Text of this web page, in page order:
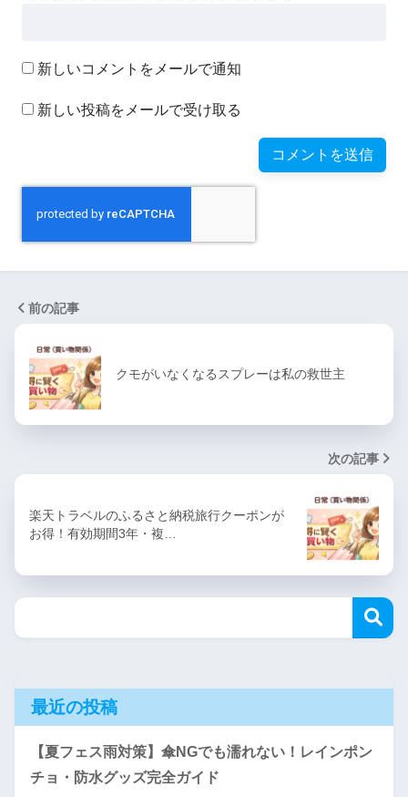
新しいコメントをメールで通知
新しい投稿をメールで受け取る
前の記事
クモがいなくなるスプレーは私の救世主
次の記事
楽天トラベルのふるさと納税旅行クーポンが
お得！有効期間3年・複…
最近の投稿
【夏フェス雨対策】傘NGでも濡れない！レインポン
チョ・防水グッズ完全ガイド